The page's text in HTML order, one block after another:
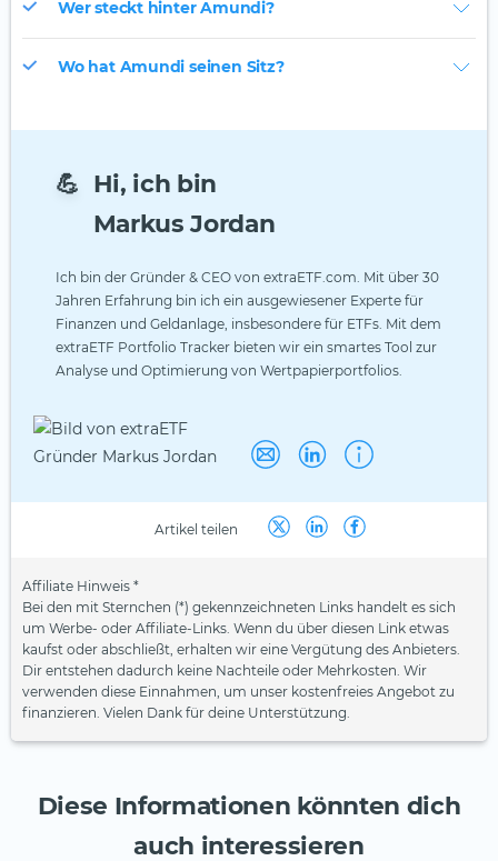
Wer steckt hinter Amundi?
Wo hat Amundi seinen Sitz?
💪 Hi, ich bin
Markus Jordan
Ich bin der Gründer & CEO von extraETF.com. Mit über 30
Jahren Erfahrung bin ich ein ausgewiesener Experte für
Finanzen und Geldanlage, insbesondere für ETFs. Mit dem
extraETF Portfolio Tracker bieten wir ein smartes Tool zur
Analyse und Optimierung von Wertpapierportfolios.
Artikel teilen
Affiliate Hinweis *
Bei den mit Sternchen (*) gekennzeichneten Links handelt es sich
um Werbe- oder Affiliate-Links. Wenn du über diesen Link etwas
kaufst oder abschließt, erhalten wir eine Vergütung des Anbieters.
Dir entstehen dadurch keine Nachteile oder Mehrkosten. Wir
verwenden diese Einnahmen, um unser kostenfreies Angebot zu
finanzieren. Vielen Dank für deine Unterstützung.
Diese Informationen könnten dich
auch interessieren